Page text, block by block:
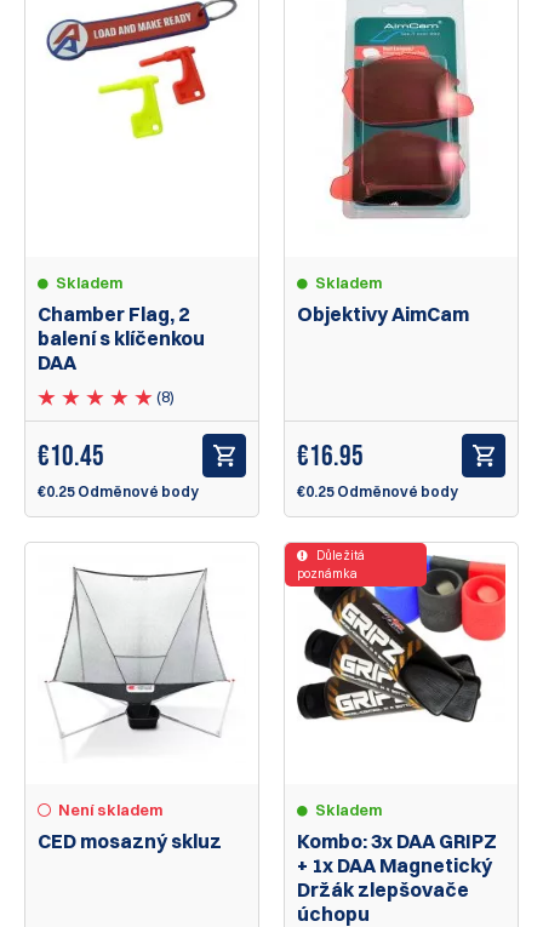
Skladem
Chamber Flag, 2
balení s klíčenkou
DAA
(8)
€10.45
€0.25 Odměnové body
Skladem
Objektivy AimCam
€16.95
€0.25 Odměnové body
Není skladem
CED mosazný skluz
Skladem
Kombo: 3x DAA GRIPZ
+ 1x DAA Magnetický
Držák zlepšovače
úchopu
Důležitá
poznámka